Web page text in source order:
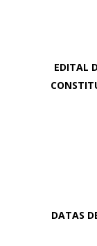
EDITAL
DATAS